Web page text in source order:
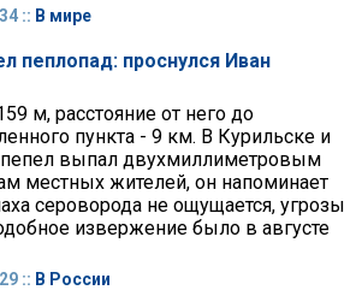
:: В мире
пеплопад: проснулся Иван
м, расстояние от него до
пункта - 9 км. В Курильске и
выпал двухмиллиметровым
местных жителей, он напоминает
сероворода не ощущается, угрозы
извержение было в августе
:: В России